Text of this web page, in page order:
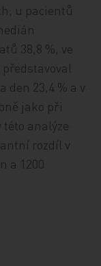
u pacientů
38,8 %, ve
den 23,4 % a v
jako při
analýze
rozdíl v
a 1200